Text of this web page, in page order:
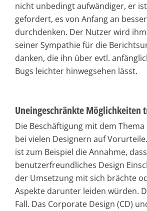
nicht unbedingt aufwändiger, er
gefordert, es von Anfang an
durchdenken. Der Nutzer wird
seiner Sympathie für die
danken, die ihn über evtl.
Bugs leichter hinwegsehen lässt.
Uneingeschränkte Möglichkeiten
Die Beschäftigung mit dem
bei vielen Designern auf
ist zum Beispiel die Annahme, dass
benutzerfreundliches Design
der Umsetzung mit sich brächte
Aspekte darunter leiden würden.
Fall. Das Corporate Design (CD)